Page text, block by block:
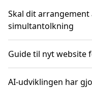
Skal dit arrangement
simultantolkning
Guide til nyt website
AI-udviklingen har